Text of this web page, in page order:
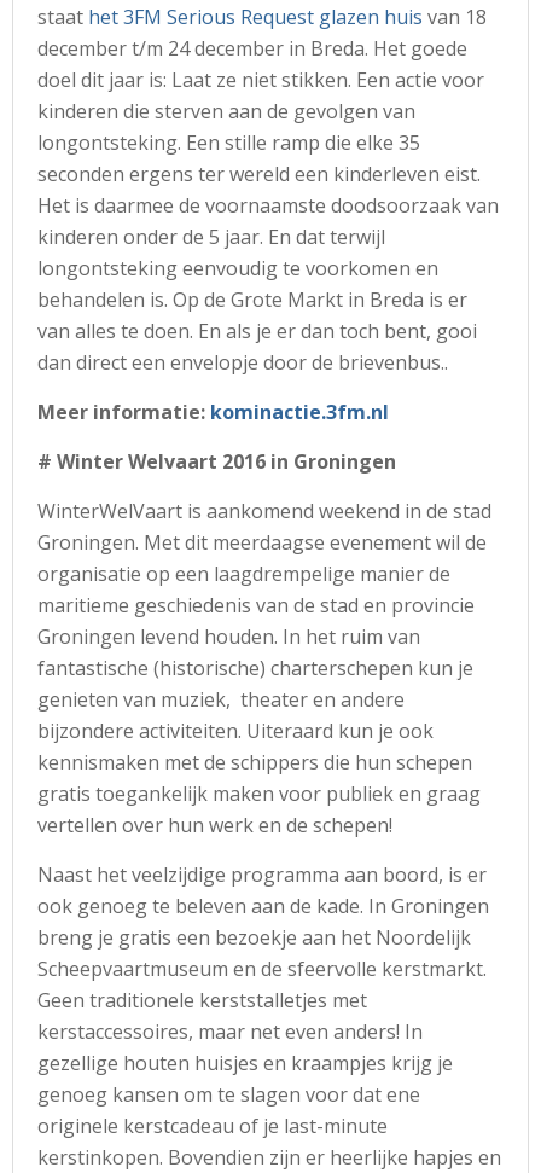
staat het 3FM Serious Request glazen huis van 18
december t/m 24 december in Breda. Het goede
doel dit jaar is: Laat ze niet stikken. Een actie voor
kinderen die sterven aan de gevolgen van
longontsteking. Een stille ramp die elke 35
seconden ergens ter wereld een kinderleven eist.
Het is daarmee de voornaamste doodsoorzaak van
kinderen onder de 5 jaar. En dat terwijl
longontsteking eenvoudig te voorkomen en
behandelen is. Op de Grote Markt in Breda is er
van alles te doen. En als je er dan toch bent, gooi
dan direct een envelopje door de brievenbus..
Meer informatie: kominactie.3fm.nl
# Winter Welvaart 2016 in Groningen
WinterWelVaart is aankomend weekend in de stad
Groningen. Met dit meerdaagse evenement wil de
organisatie op een laagdrempelige manier de
maritieme geschiedenis van de stad en provincie
Groningen levend houden. In het ruim van
fantastische (historische) charterschepen kun je
genieten van muziek, theater en andere
bijzondere activiteiten. Uiteraard kun je ook
kennismaken met de schippers die hun schepen
gratis toegankelijk maken voor publiek en graag
vertellen over hun werk en de schepen!
Naast het veelzijdige programma aan boord, is er
ook genoeg te beleven aan de kade. In Groningen
breng je gratis een bezoekje aan het Noordelijk
Scheepvaartmuseum en de sfeervolle kerstmarkt.
Geen traditionele kerststalletjes met
kerstaccessoires, maar net even anders! In
gezellige houten huisjes en kraampjes krijg je
genoeg kansen om te slagen voor dat ene
originele kerstcadeau of je last-minute
kerstinkopen. Bovendien zijn er heerlijke hapjes en